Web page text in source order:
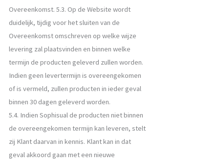
Overeenkomst. 5.3. Op de Website wordt
duidelijk, tijdig voor het sluiten van de
Overeenkomst omschreven op welke wijze
levering zal plaatsvinden en binnen welke
termijn de producten geleverd zullen worden.
Indien geen levertermijn is overeengekomen
of is vermeld, zullen producten in ieder geval
binnen 30 dagen geleverd worden.
5.4. Indien Sophisual de producten niet binnen
de overeengekomen termijn kan leveren, stelt
zij Klant daarvan in kennis. Klant kan in dat
geval akkoord gaan met een nieuwe